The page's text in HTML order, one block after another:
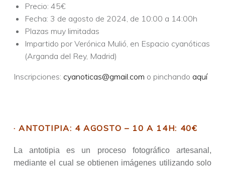
Precio: 45€
Fecha: 3 de agosto de 2024, de 10:00 a 14:00h
Plazas muy limitadas
Impartido por Verónica Mulió, en Espacio cyanóticas
(Arganda del Rey, Madrid)
Inscripciones: cyanoticas@gmail.com o pinchando aquí
· ANTOTIPIA: 4 AGOSTO – 10 A 14H: 40€
La antotipia es un proceso fotográfico artesanal,
mediante el cual se obtienen imágenes utilizando solo